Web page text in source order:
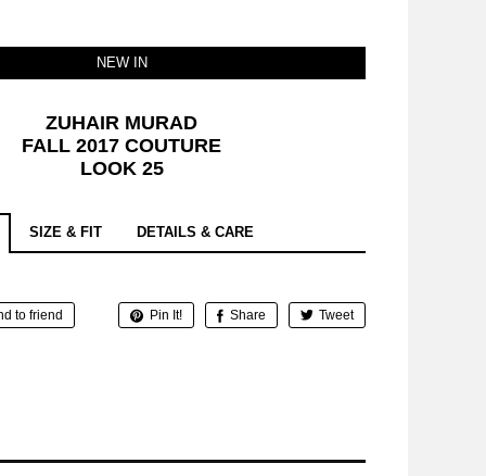
NEW IN
ZUHAIR MURAD
FALL 2017 COUTURE
LOOK 25
SIZE & FIT DETAILS & CARE
Tweet
Share
Pin It!
to friend